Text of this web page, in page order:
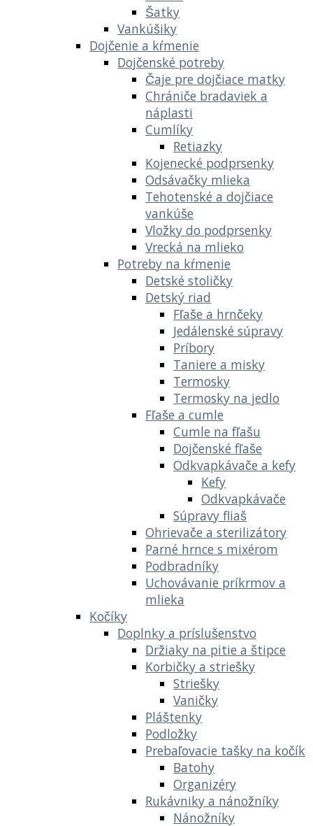
Šatky
Vankúšiky
Dojčenie a kŕmenie
Dojčenské potreby
Čaje pre dojčiace matky
Chrániče bradaviek a
náplasti
Cumlíky
Retiazky
Kojenecké podprsenky
Odsávačky mlieka
Tehotenské a dojčiace
vankúše
Vložky do podprsenky
Vrecká na mlieko
Potreby na kŕmenie
Detské stoličky
Detský riad
Fľaše a hrnčeky
Jedálenské súpravy
Príbory
Taniere a misky
Termosky
Termosky na jedlo
Fľaše a cumle
Cumle na fľašu
Dojčenské fľaše
Odkvapkávače a kefy
Kefy
Odkvapkávače
Súpravy fliaš
Ohrievače a sterilizátory
Parné hrnce s mixérom
Podbradníky
Uchovávanie príkrmov a
mlieka
Kočíky
Doplnky a príslušenstvo
Držiaky na pitie a štipce
Korbičky a striešky
Striešky
Vaničky
Pláštenky
Podložky
Prebaľovacie tašky na kočík
Batohy
Organizéry
Rukávniky a nánožníky
Nánožníky